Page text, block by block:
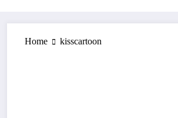
Home kisscartoon